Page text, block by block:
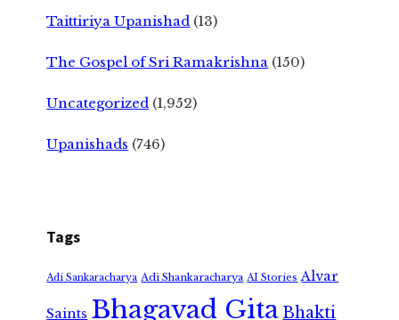
Taittiriya Upanishad (13)
The Gospel of Sri Ramakrishna (150)
Uncategorized (1,952)
Upanishads (746)
Tags
Adi Sankaracharya Adi Shankaracharya AI Stories Alvar
Saints Bhagavad GitaBhakti